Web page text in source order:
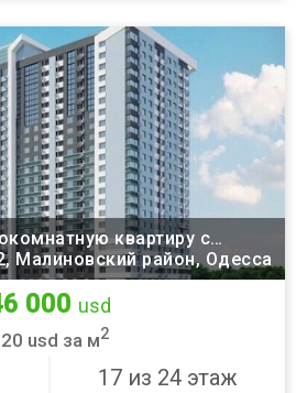
квартиру с
двухкомнатную.
Малиновский район, Одесса
000 usd
usd за м2
17 из 24 этаж